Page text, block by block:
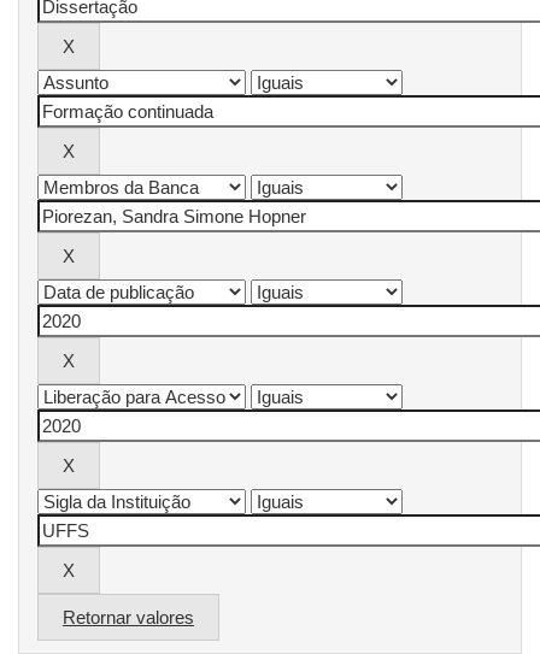
Retornar valores